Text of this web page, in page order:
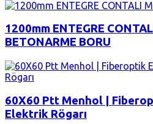
1200mm ENTEGRE
BETONARME BORU
60X60 Ptt Menhol |
Elektrik Rögarı